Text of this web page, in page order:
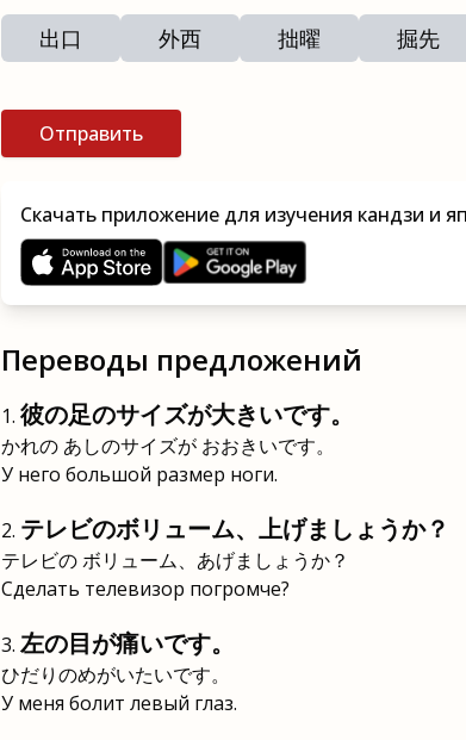
出口 外西 拙曜 掘先
Отправить
Скачать приложение для изучения кандзи и
Переводы предложений
彼の足のサイズが大きいです。
かれの あしのサイズが おおきいです。
У него большой размер ноги.
テレビのボリューム、上げましょうか？
テレビの ボリューム、あげましょうか？
Сделать телевизор погромче?
左の目が痛いです。
ひだりのめがいたいです。
У меня болит левый глаз.